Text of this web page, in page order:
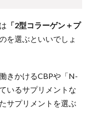
「2型コラーゲン＋プ
を選ぶといいでしょ
きかけるCBPや「N-
いるサプリメントな
サプリメントを選ぶ